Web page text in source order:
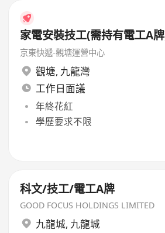
家電安裝技工(需持有電工A
京東快遞-觀塘運營中心
觀塘, 九龍灣
工作日面議
年終花紅
學歷要求不限
科文/技工/電工A牌
GOOD FOCUS HOLDINGS LIMITED
九龍城, 九龍城